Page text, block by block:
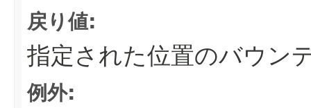
戻り値:
指定された位置のバウン
例外: